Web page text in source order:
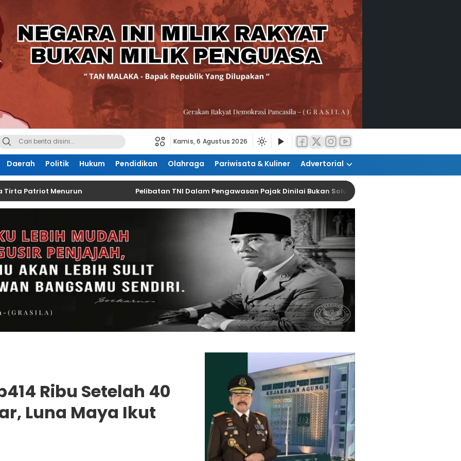
Kamis, 6 Agustus 2026
Daerah Politik Hukum Pendidikan Olahraga Pariwisata & Kuliner Advertorial
Menurun Pelibatan TNI Dalam Pengawasan Pajak Dinilai Bukan Solusi Tingkatkan Kepatuhan
Ribu Setelah 40
Luna Maya Ikut